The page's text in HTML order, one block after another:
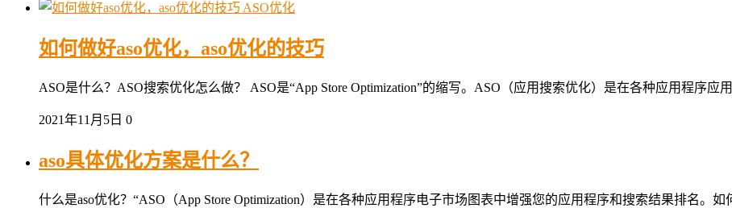
ASO优化
如何做好aso优化，aso优化的技巧
ASO是什么？ASO搜索优化怎么做？ ASO是“App Store Optimization”的缩写。ASO（应用搜索优化）是在各种应用程序
2021年11月5日 0
aso具体优化方案是什么？
什么是aso优化？“ASO（App Store Optimization）是在各种应用程序电子市场图表中增强您的应用程序和搜索结果排名。